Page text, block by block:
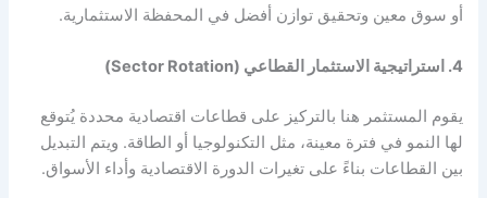
أو سوق معين وتحقيق توازن أفضل في المحفظة الاستثمارية.
4. استراتيجية الاستثمار القطاعي (Sector Rotation)
يقوم المستثمر هنا بالتركيز على قطاعات اقتصادية محددة يُتوقع
لها النمو في فترة معينة، مثل التكنولوجيا أو الطاقة. ويتم التبديل
بين القطاعات بناءً على تغيرات الدورة الاقتصادية وأداء الأسواق.